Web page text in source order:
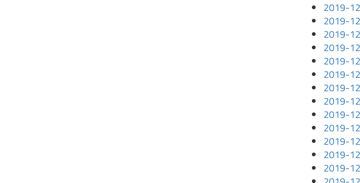
2019-
2019-
2019-
2019-
2019-
2019-
2019-
2019-
2019-
2019-
2019-
2019-
2019-